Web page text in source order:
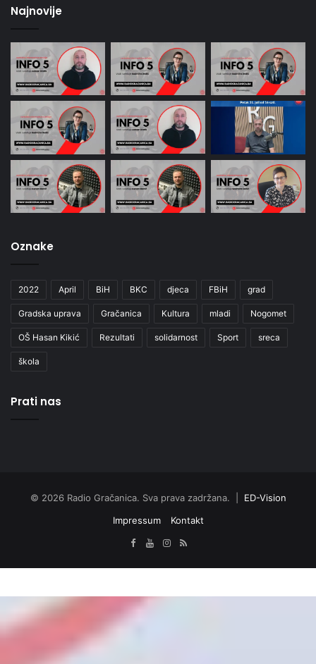
Najnovije
Oznake
2022 April BiH BKC djeca FBiH grad
Gradska uprava Gračanica Kultura mladi Nogomet
OŠ Hasan Kikić Rezultati solidarnost Sport sreca
škola
Prati nas
© 2026 Radio Gračanica. Sva prava zadržana. | ED-Vision
Impressum
Kontakt